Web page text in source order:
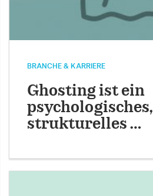
BRANCHE & KARRIERE
Ghosting ist ein
psychologisches,
strukturelles …